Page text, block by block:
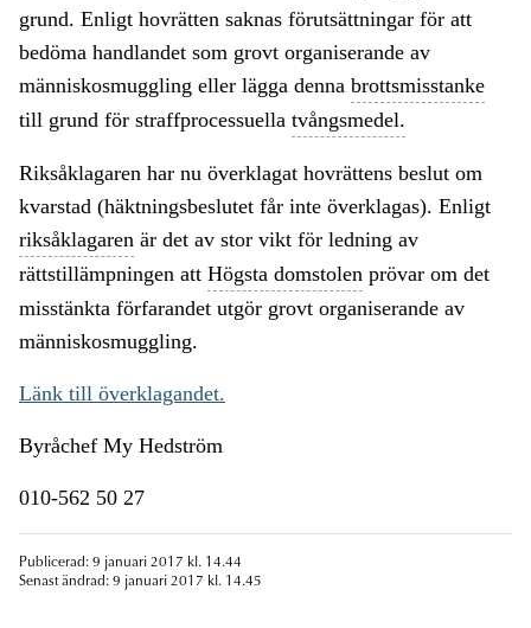
grund. Enligt hovrätten saknas förutsättningar för att
bedöma handlandet som grovt organiserande av
människosmuggling eller lägga denna brottsmisstanke
till grund för straffprocessuella tvångsmedel.
Riksåklagaren har nu överklagat hovrättens beslut om
kvarstad (häktningsbeslutet får inte överklagas). Enligt
riksåklagaren är det av stor vikt för ledning av
rättstillämpningen att Högsta domstolen prövar om det
misstänkta förfarandet utgör grovt organiserande av
människosmuggling.
Länk till överklagandet.
Byråchef My Hedström
010-562 50 27
Publicerad: 9 januari 2017 kl. 14.44
Senast ändrad: 9 januari 2017 kl. 14.45